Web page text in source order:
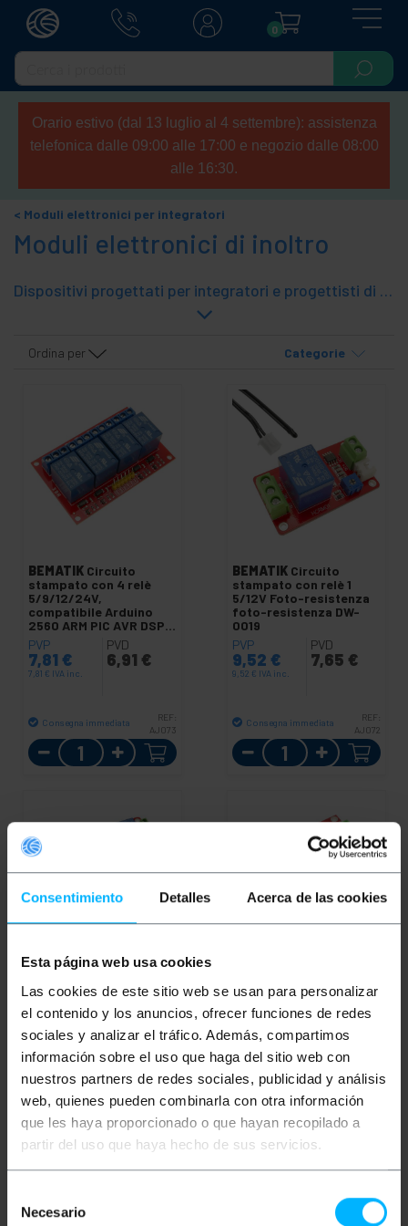
Consentimiento Detalles Acerca de las cookies
Esta página web usa cookies
Las cookies de este sitio web se usan para personalizar
el contenido y los anuncios, ofrecer funciones de redes
sociales y analizar el tráfico. Además, compartimos
información sobre el uso que haga del sitio web con
nuestros partners de redes sociales, publicidad y análisis
web, quienes pueden combinarla con otra información
que les haya proporcionado o que hayan recopilado a
partir del uso que haya hecho de sus servicios.
Necesario
0
Orario estivo (dal 13 luglio al 4 settembre): assistenza
telefonica dalle 09:00 alle 17:00 e negozio dalle 08:00
alle 16:30.
Moduli elettronici per integratori
Moduli elettronici di inoltro
Dispositivi progettati per integratori e progettisti di circuiti elettronici. Componenti elettronici di alta qualità montati su circuiti stampati. Piatti, circuiti stampati, regolatori, alimentatori, ecc. Richiedono un professionista per il suo uso. Gamma di moduli relè elettronici.
Ordina per Categorie
BEMATIK Circuito
stampato con 4 relè
5/9/12/24V,
compatibile Arduino
2560 ARM PIC AVR DSP
STM32 A032
PVP
7,81 €
7,81 € IVA inc.
PVD
6,91 €
Consegna immediata
REF:
AJ073
Quantità
BEMATIK Circuito
stampato con relè 1
5/12V Foto-resistenza
foto-resistenza DW-
0019
PVP
9,52 €
9,52 € IVA inc.
PVD
7,65 €
Consegna immediata
REF:
AJ072
Quantità
stampato con 3 relè
PVP
35,15€
35,15€IVA inc.
PVD
31,12€
Consegna immediata
REF:
Quantità
stampato con 2 relè
multifunzione FRM02
PVP
30,41€
30,41 €IVA inc.
PVD
26,86
Consegna immediata
Quantità